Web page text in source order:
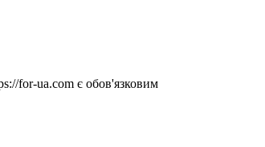
for-ua.com є обов'язковим